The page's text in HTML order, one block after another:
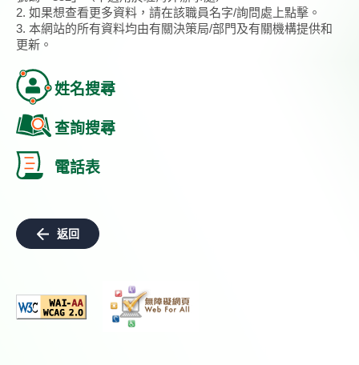
2. 如果想查看更多資料，請在該職員名字/詢問處上點擊。
3. 本網站的所有資料均由有關決策局/部門及有關機構提供和
更新。
姓名搜尋
查詢搜尋
電話表
返回